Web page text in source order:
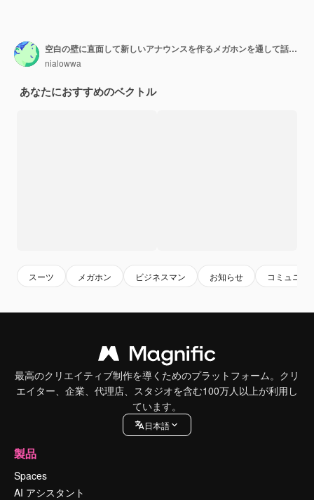
空白の壁に直面して新しいアナウンスを作るメガホンを通して話している男。大きな広場への遅い広告を生み出す拡声器で話すキャラクターの描画。
nialowwa
あなたにおすすめのベクトル
スーツ メガホン ビジネスマン お知らせ コミュニケ
最高のクリエイティブ制作を導くためのプラットフォーム。クリ
エイター、企業、代理店、スタジオを含む100万人以上が利用し
ています。
日本語
製品
Spaces
AI アシスタント